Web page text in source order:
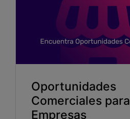
Oportunidades
Comerciales para
Empresas